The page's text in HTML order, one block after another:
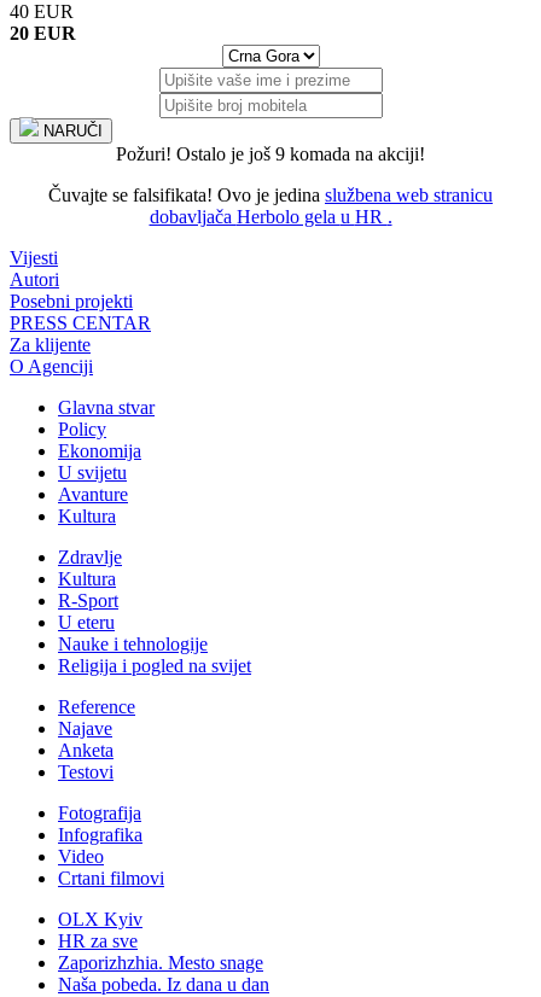
40 EUR
20 EUR
NARUČI
Požuri! Ostalo je još 9 komada na akciji!
Čuvajte se falsifikata! Ovo je jedina službena web stranicu
dobavljača Herbolo gela u HR .
Vijesti
Autori
Posebni projekti
PRESS CENTAR
Za klijente
O Agenciji
Glavna stvar
Policy
Ekonomija
U svijetu
Avanture
Kultura
Zdravlje
Kultura
R-Sport
U eteru
Nauke i tehnologije
Religija i pogled na svijet
Reference
Najave
Anketa
Testovi
Fotografija
Infografika
Video
Crtani filmovi
OLX Kyiv
HR za sve
Zaporizhzhia. Mesto snage
Naša pobeda. Iz dana u dan